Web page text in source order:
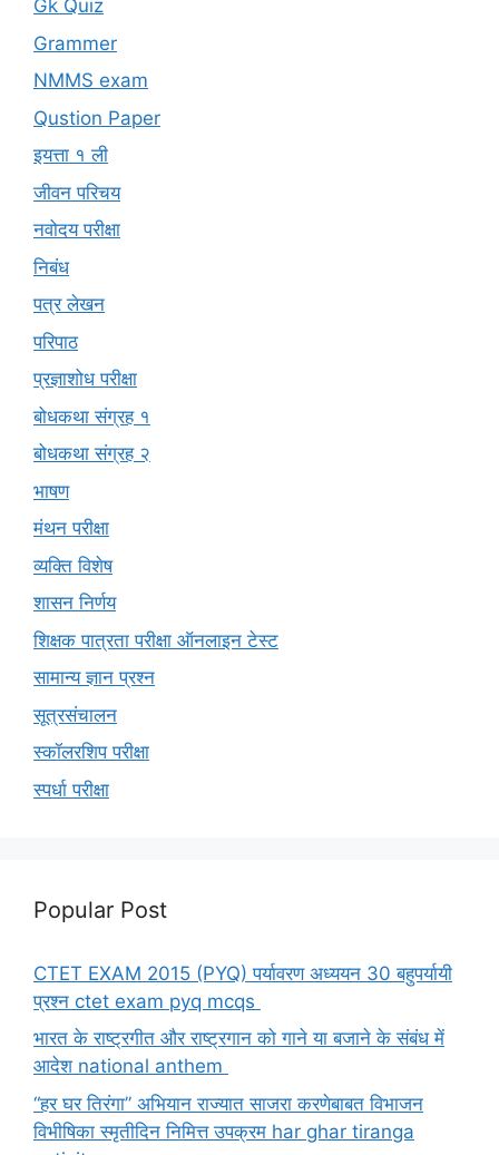
Gk Quiz
Grammer
NMMS exam
Qustion Paper
इयत्ता १ ली
जीवन परिचय
नवोदय परीक्षा
निबंध
पत्र लेखन
परिपाठ
प्रज्ञाशोध परीक्षा
बोधकथा संग्रह १
बोधकथा संग्रह २
भाषण
मंथन परीक्षा
व्यक्ति विशेष
शासन निर्णय
शिक्षक पात्रता परीक्षा ऑनलाइन टेस्ट
सामान्य ज्ञान प्रश्न
सूत्रसंचालन
स्कॉलरशिप परीक्षा
स्पर्धा परीक्षा
Popular Post
CTET EXAM 2015 (PYQ) पर्यावरण अध्ययन 30 बहुपर्यायी
प्रश्न ctet exam pyq mcqs
भारत के राष्ट्रगीत और राष्ट्रगान को गाने या बजाने के संबंध में
आदेश national anthem
“हर घर तिरंगा” अभियान राज्यात साजरा करणेबाबत विभाजन
विभीषिका स्मृतीदिन निमित्त उपक्रम har ghar tiranga